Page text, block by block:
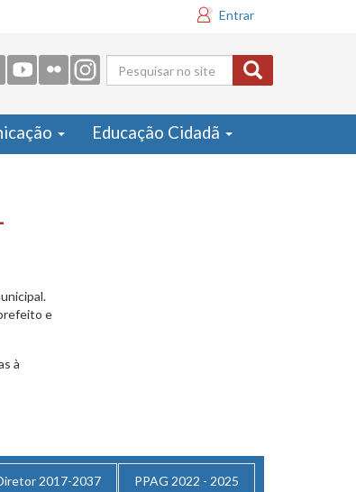
Entrar
Formulário
de busca
Educação Cidadã
e
à
2017-2037
PPAG 2022 - 2025